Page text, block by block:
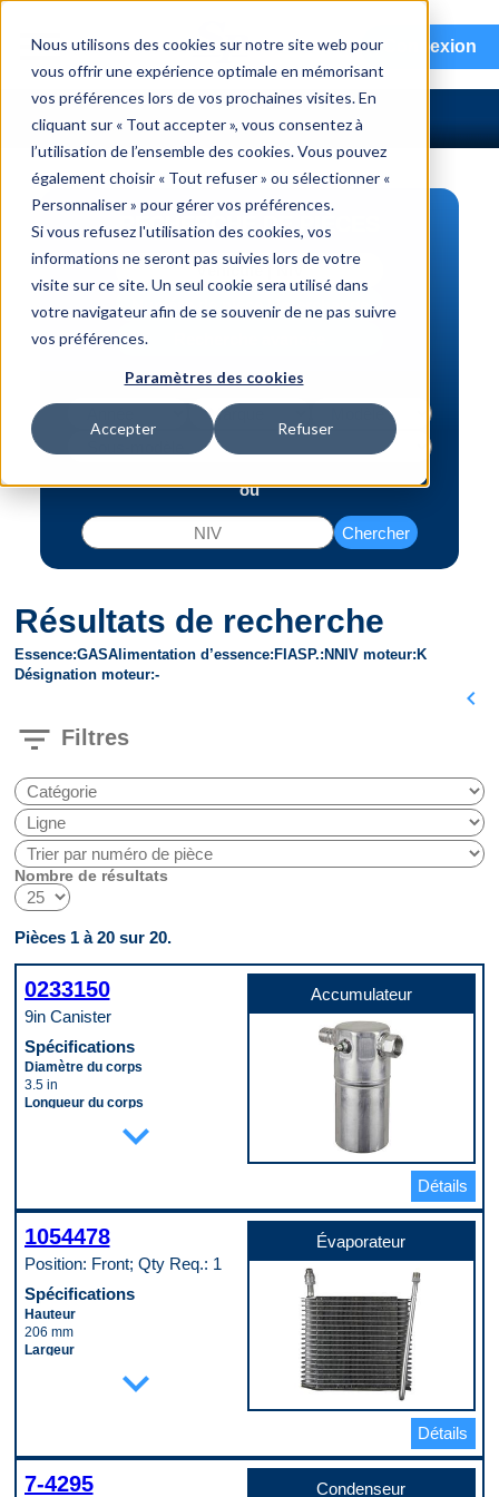
Nous utilisons des cookies sur notre site web pour
vous offrir une expérience optimale en mémorisant
vos préférences lors de vos prochaines visites. En
cliquant sur « Tout accepter », vous consentez à
l’utilisation de l’ensemble des cookies. Vous pouvez
également choisir « Tout refuser » ou sélectionner «
Personnaliser » pour gérer vos préférences.
Si vous refusez l'utilisation des cookies, vos
informations ne seront pas suivies lors de votre
visite sur ce site. Un seul cookie sera utilisé dans
votre navigateur afin de se souvenir de ne pas suivre
vos préférences.
Paramètres des cookies
Accepter Refuser
menu Connexion
RECHERCHE DE PIÈCES
Véhicule | NIV
Numéro de pièce | interchange
ou
Chercher
Résultats de recherche
Essence GASAlimentation d’essence FI ASP. N NIV moteur K
Désignation moteur -
chevron_left
filter_list Filtres
Nombre de résultats
Pièces 1 à 20 sur 20.
0233150
9in Canister
Spécifications
Diamètre du corps
3.5 in
Longueur du corps
expand_more
Accumulateur
Détails
1054478
Position: Front; Qty Req.: 1
Spécifications
Hauteur
206 mm
Largeur
Type de raccord d’entrée
(mâle/femelle)
Male
expand_more
Évaporateur
Détails
7-4295 Condenseur